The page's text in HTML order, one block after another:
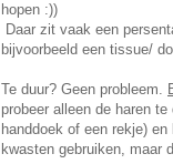
hopen :))
Daar zit vaak een
bijvoorbeeld een tissue/
Te duur? Geen probleem.
probeer alleen de haren
handdoek of een rekje)
kwasten gebruiken, maar